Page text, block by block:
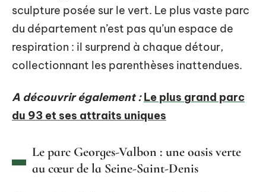
sculpture posée sur le vert. Le plus vaste parc
du département n’est pas qu’un espace de
respiration : il surprend à chaque détour,
collectionnant les parenthèses inattendues.
A découvrir également : Le plus grand parc
du 93 et ses attraits uniques
Le parc Georges-Valbon : une oasis verte
au cœur de la Seine-Saint-Denis